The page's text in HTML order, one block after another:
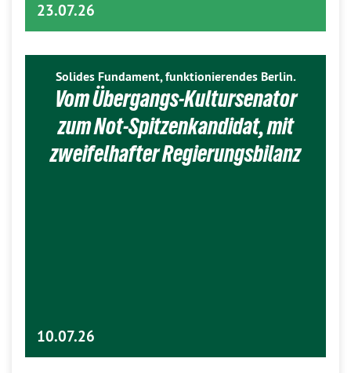
23.07.26
Solides Fundament, funktionierendes Berlin.
Vom Übergangs-Kultursenator
zum Not-Spitzenkandidat, mit
zweifelhafter Regierungsbilanz
10.07.26